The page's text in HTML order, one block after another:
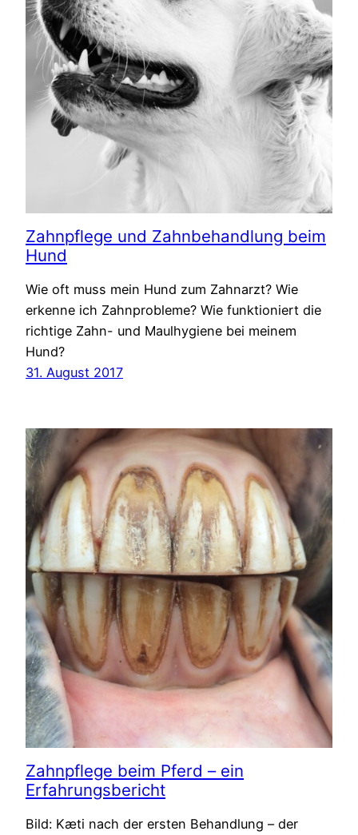
Zahnpflege und Zahnbehandlung beim
Hund
Wie oft muss mein Hund zum Zahnarzt? Wie
erkenne ich Zahnprobleme? Wie funktioniert die
richtige Zahn- und Maulhygiene bei meinem
Hund?
31. August 2017
Zahnpflege beim Pferd – ein
Erfahrungsbericht
Bild: Kæti nach der ersten Behandlung – der